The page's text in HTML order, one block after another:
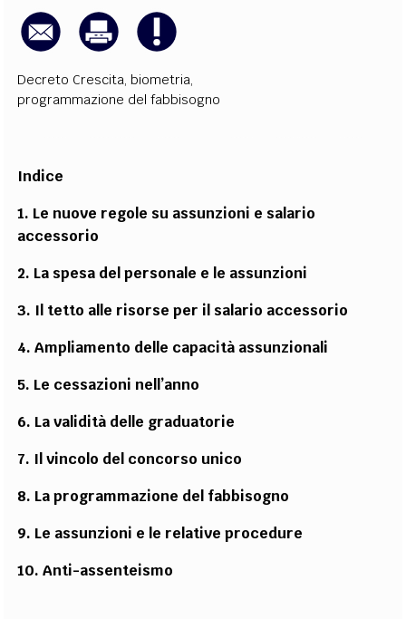
Decreto Crescita,biometria,
programmazione del fabbisogno
Indice
1. Le nuove regole su assunzioni e salario
accessorio
2. La spesa del personale e le assunzioni
3. Il tetto alle risorse per il salario accessorio
4. Ampliamento delle capacità assunzionali
5. Le cessazioni nell’anno
6. La validità delle graduatorie
7. Il vincolo del concorso unico
8. La programmazione del fabbisogno
9. Le assunzioni e le relative procedure
10. Anti-assenteismo